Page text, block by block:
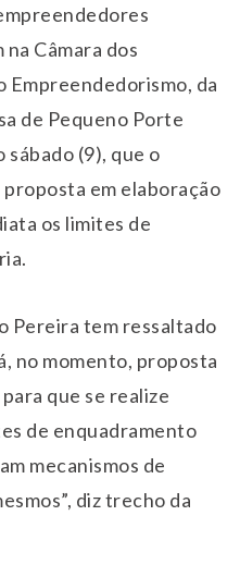
Câmara dos
da
de Pequeno Porte
sábado (9), que o
em elaboração
os limites de
Pereira tem ressaltado
no momento, proposta
que se realize
de enquadramento
mecanismos de
diz trecho da